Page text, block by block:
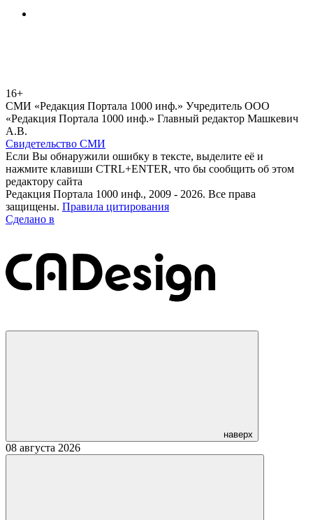
16+
СМИ «Редакция Портала 1000 инф.» Учредитель ООО
«Редакция Портала 1000 инф.» Главный редактор Машкевич
А.В.
Свидетельство СМИ
Если Вы обнаружили ошибку в тексте, выделите её и
нажмите клавиши CTRL+ENTER, что бы сообщить об этом
редактору сайта
Редакция Портала 1000 инф., 2009 - 2026. Все права
защищены. Правила цитирования
Сделано в
наверх
08 августа 2026